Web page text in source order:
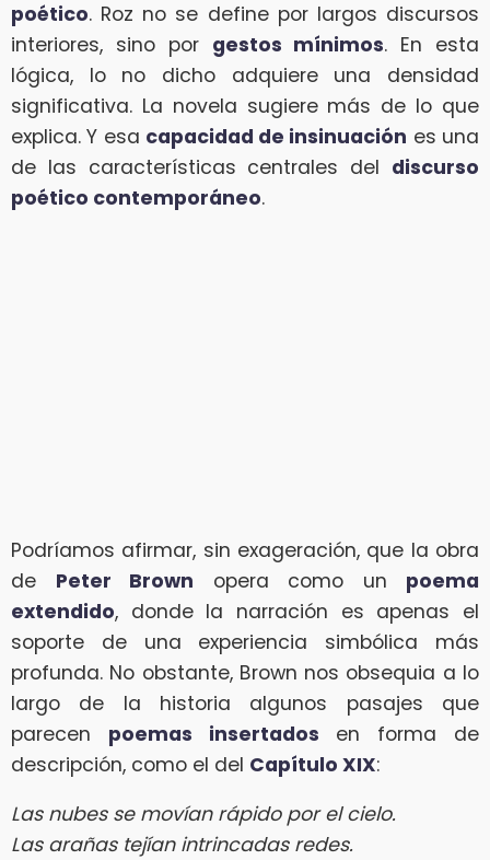
poético. Roz no se define por largos discursos
interiores, sino por gestos mínimos. En esta
lógica, lo no dicho adquiere una densidad
significativa. La novela sugiere más de lo que
explica. Y esa capacidad de insinuación es una
de las características centrales del discurso
poético contemporáneo.
Podríamos afirmar, sin exageración, que la obra
de Peter Brown opera como un poema
extendido, donde la narración es apenas el
soporte de una experiencia simbólica más
profunda. No obstante, Brown nos obsequia a lo
largo de la historia algunos pasajes que
parecen poemas insertados en forma de
descripción, como el del Capítulo XIX:
Las nubes se movían rápido por el cielo.
Las arañas tejían intrincadas redes.